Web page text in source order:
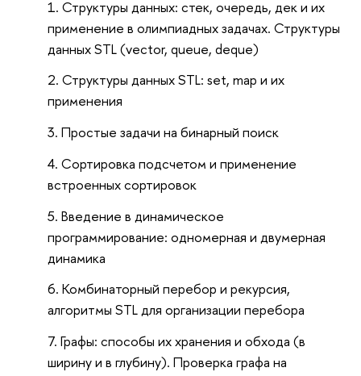
Структуры данных: стек, очередь, дек и их
применение в олимпиадных задачах. Структуры
данных STL (vector, queue, deque)
Структуры данных STL: set, map и их
применения
Простые задачи на бинарный поиск
Сортировка подсчетом и применение
встроенных сортировок
Введение в динамическое
программирование: одномерная и двумерная
динамика
Комбинаторный перебор и рекурсия,
алгоритмы STL для организации перебора
Графы: способы их хранения и обхода (в
ширину и в глубину). Проверка графа на